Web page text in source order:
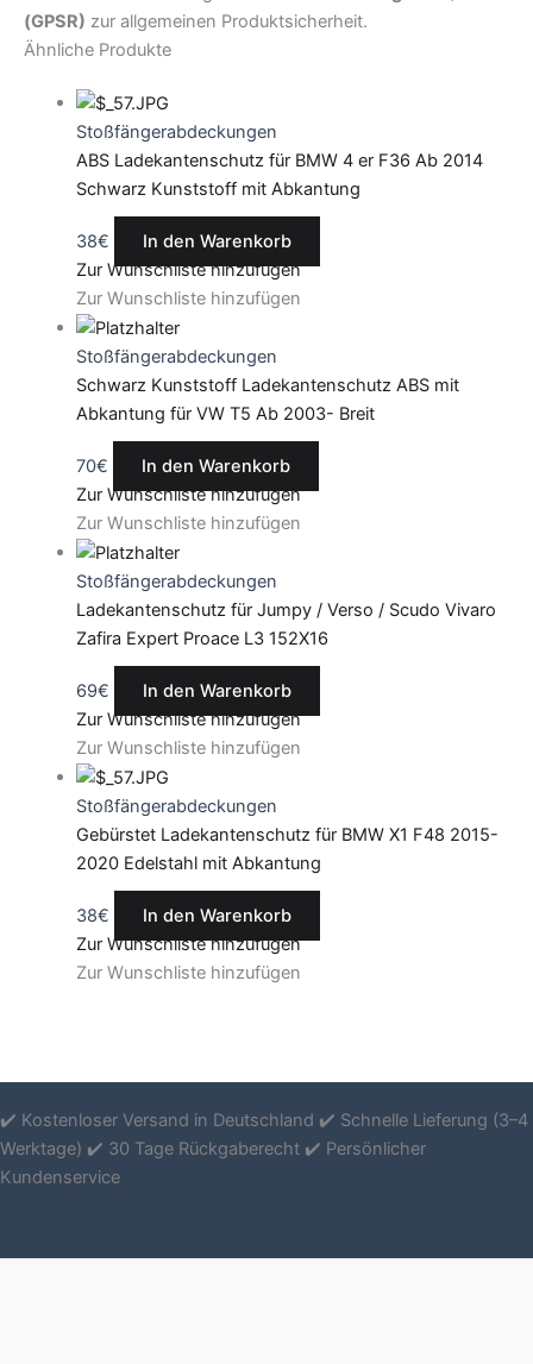
(GPSR) zur allgemeinen Produktsicherheit.
Ähnliche Produkte
Stoßfängerabdeckungen
ABS Ladekantenschutz für BMW 4 er F36 Ab 2014
Schwarz Kunststoff mit Abkantung
38€
In den Warenkorb
Zur Wunschliste hinzufügen
Zur Wunschliste hinzufügen
Stoßfängerabdeckungen
Schwarz Kunststoff Ladekantenschutz ABS mit
Abkantung für VW T5 Ab 2003- Breit
70€
In den Warenkorb
Zur Wunschliste hinzufügen
Zur Wunschliste hinzufügen
Stoßfängerabdeckungen
Ladekantenschutz für Jumpy / Verso / Scudo Vivaro
Zafira Expert Proace L3 152X16
69€
In den Warenkorb
Zur Wunschliste hinzufügen
Zur Wunschliste hinzufügen
Stoßfängerabdeckungen
Gebürstet Ladekantenschutz für BMW X1 F48 2015-
2020 Edelstahl mit Abkantung
38€
In den Warenkorb
Zur Wunschliste hinzufügen
Zur Wunschliste hinzufügen
✔️ Kostenloser Versand in Deutschland ✔️ Schnelle Lieferung (3–4
Werktage) ✔️ 30 Tage Rückgaberecht ✔️ Persönlicher
Kundenservice